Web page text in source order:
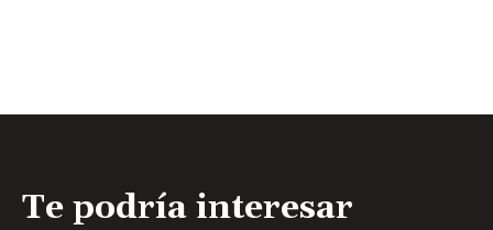
Te podría interesar